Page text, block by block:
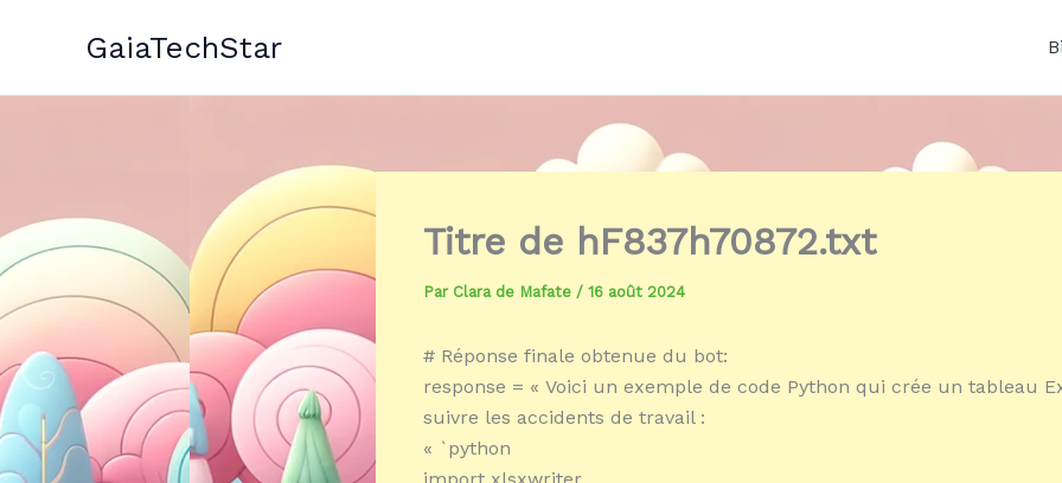
GaiaTechStar
Titre de hF837h70872.txt
Par Clara de Mafate / 16 août 2024
# Réponse finale obtenue du bot:
response = « Voici un exemple de code Python qui crée un tableau
suivre les accidents de travail :
« `python